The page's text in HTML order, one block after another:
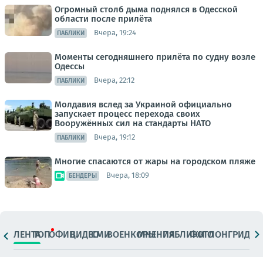
Огромный столб дыма поднялся в Одесской
области после прилёта
ПАБЛИКИ Вчера, 19:24
Моменты сегодняшнего прилёта по судну возле
Одессы
ПАБЛИКИ Вчера, 22:12
Молдавия вслед за Украиной официально
запускает процесс перехода своих
Вооружённых сил на стандарты НАТО
ПАБЛИКИ Вчера, 19:12
Многие спасаются от жары на городском пляже
БЕНДЕРЫ Вчера, 18:09
ЛЕНТАТОПОФИЦ.ВИДЕОСМИВОЕНКОРЫМНЕНИЯПАБЛИКИ
ФОТОЛОНГРИДЫ